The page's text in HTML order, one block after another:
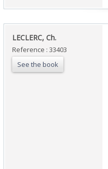
‎LECLERC, Ch.‎
Reference : 33403
See the book